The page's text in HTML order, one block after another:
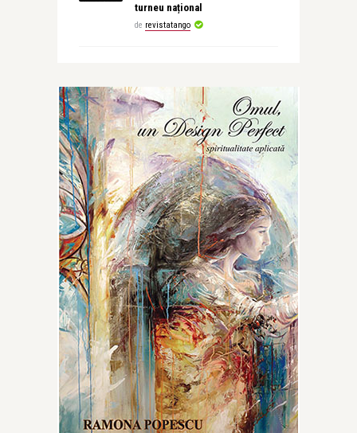
turneu național
de revistatango